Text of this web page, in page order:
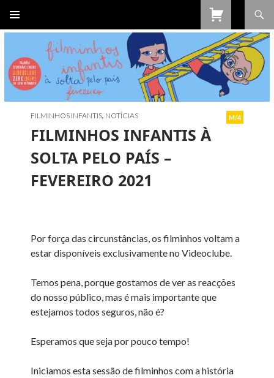
PARA
CONTEÚDO
FILMINHOS INFANTIS, NOTÍCIAS M/4
FILMINHOS INFANTIS À
SOLTA PELO PAÍS –
FEVEREIRO 2021
Por força das circunstâncias, os filminhos voltam a
estar disponíveis exclusivamente no Videoclube.
Temos pena, porque gostamos de ver as reacções
do nosso público, mas é mais importante que
estejamos todos seguros, não é?
Esperamos que seja por pouco tempo!
Iniciamos esta sessão de filminhos com a história